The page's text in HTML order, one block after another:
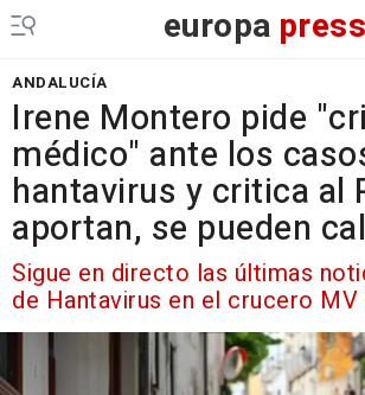
europa press
ANDALUCÍA
Irene Montero pide
médico" ante los
hantavirus y critica al
aportan, se pueden
Sigue en directo las últimas
de Hantavirus en el crucero MV